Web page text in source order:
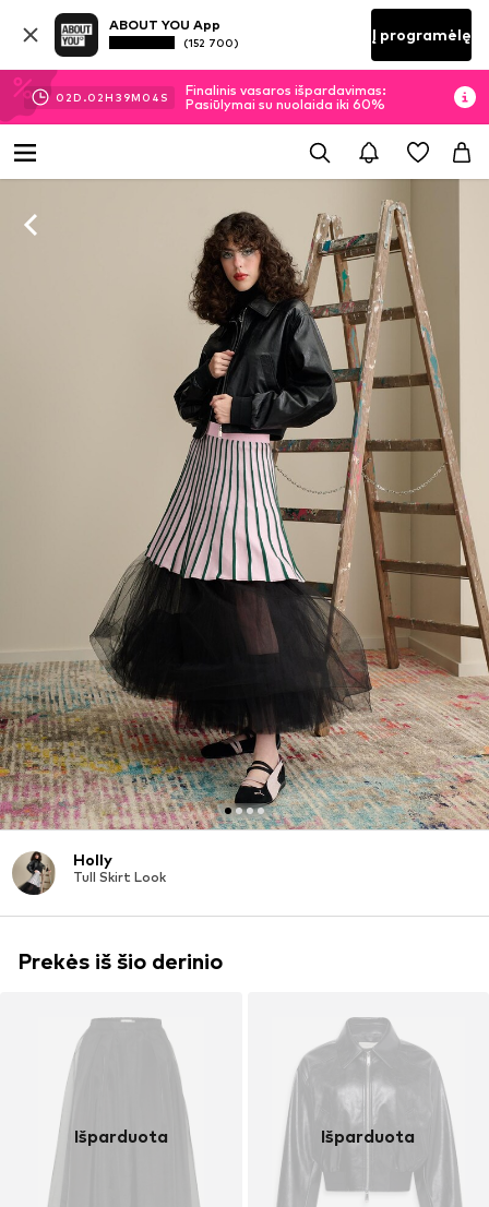
ABOUT YOU App
(152 700) Į programėlę
02D.02H 39M 03 S
Finalinis vasaros išpardavimas:
Pasiūlymai su nuolaida iki 60%
Holly
Tull Skirt Look
Prekės iš šio derinio
Išparduota Išparduota